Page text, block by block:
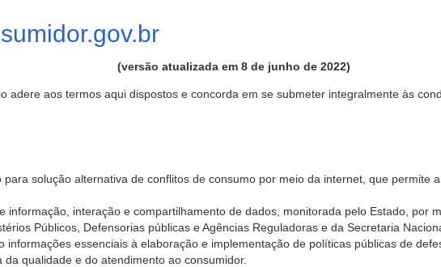
(versão atualizada em 8 de junho de 2022)
adere aos termos aqui dispostos e concorda em se submeter integralmente às
solução alternativa de conflitos de consumo por meio da internet, que permite
informação, interação e compartilhamento de dados, monitorada pelo Estado, por
Públicos, Defensorias públicas e Agências Reguladoras e da Secretaria
informações essenciais à elaboração e implementação de políticas públicas de
qualidade e do atendimento ao consumidor.